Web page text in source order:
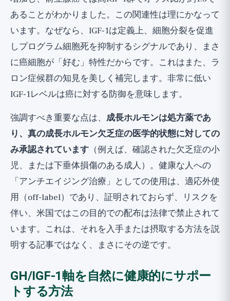
あることがわかりました。この関連性は理にかなって
います。なぜなら、IGF-1は定義上、細胞分裂を促進
しプログラム細胞死を抑制するシグナルであり、まさ
に癌細胞が「好む」特性だからです。これはまた、ラ
ロン症候群の知見を美しく補完します。非常に低い
IGF-1レベルは癌に対する防御を意味します。
強調すべき重要な点は、 成長ホルモンは処方薬であ
り、真の成長ホルモン欠乏症の医学的状態に対しての
み承認されています （例えば、確認された欠乏症の小
児、または下垂体損傷のある成人）。健康な人への
「アンチエイジング治療」としての使用は、適応外使
用（off-label）であり、証明されておらず、リスクを
伴い、米国ではこの目的での配布は法律で禁止されて
います。これは、それを入手または摂取する方法を説
明する記事ではなく、まさにその逆です。
GH/IGF-1軸を自然に健康的にサポー
トする方法